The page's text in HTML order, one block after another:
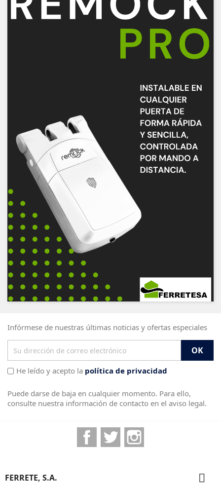
Infórmese de nuestras últimas noticias y ofertas especiales
He leído y acepto la política de privacidad
Puede darse de baja en cualquier momento. Para ello,
consulte nuestra información de contacto en el aviso legal.
FacebookTwitter
FERRETE, S.A. 